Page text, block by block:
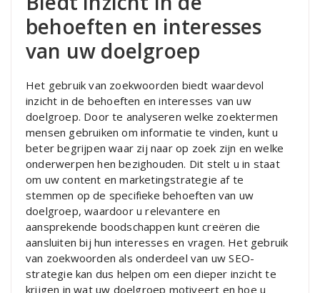
behoeften en interesses
van uw doelgroep
Het gebruik van zoekwoorden biedt waardevol
inzicht in de behoeften en interesses van uw
doelgroep. Door te analyseren welke zoektermen
mensen gebruiken om informatie te vinden, kunt u
beter begrijpen waar zij naar op zoek zijn en welke
onderwerpen hen bezighouden. Dit stelt u in staat
om uw content en marketingstrategie af te
stemmen op de specifieke behoeften van uw
doelgroep, waardoor u relevantere en
aansprekende boodschappen kunt creëren die
aansluiten bij hun interesses en vragen. Het gebruik
van zoekwoorden als onderdeel van uw SEO-
strategie kan dus helpen om een dieper inzicht te
krijgen in wat uw doelgroep motiveert en hoe u